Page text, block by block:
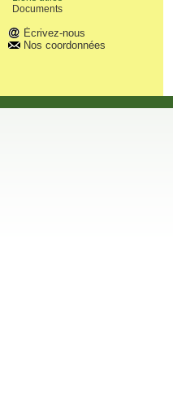
Documents
Écrivez-nous
Nos coordonnées